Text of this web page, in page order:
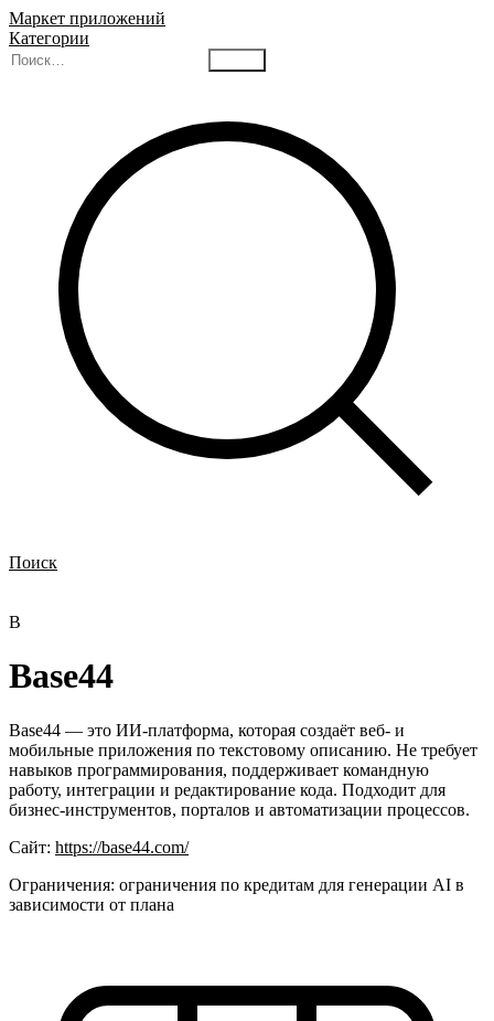
Маркет приложений
Категории
Поиск
B
Base44
Base44 — это ИИ-платформа, которая создаёт веб- и
мобильные приложения по текстовому описанию. Не требует
навыков программирования, поддерживает командную
работу, интеграции и редактирование кода. Подходит для
бизнес-инструментов, порталов и автоматизации процессов.
Сайт: https://base44.com/
Ограничения: ограничения по кредитам для генерации AI в
зависимости от плана